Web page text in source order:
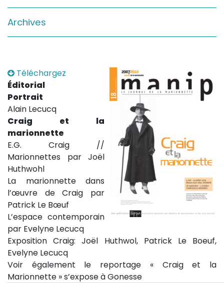
Archives
Téléchargez
Éditorial
Portrait
Alain Lecucq
Craig et la
marionnette
E.G. Craig //
Marionnettes par Joël
Huthwohl
La marionnette dans
l’œuvre de Craig par
Patrick Le Bœuf
L’espace contemporain
par Evelyne Lecucq
Exposition Craig: Joël Huthwol, Patrick Le Boeuf,
Evelyne Lecucq
Voir également le reportage « Craig et la
Marionnette » s’expose à Gonesse